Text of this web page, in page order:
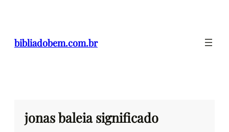
conteúdo
bibliadobem.com.br
jonas baleia significado